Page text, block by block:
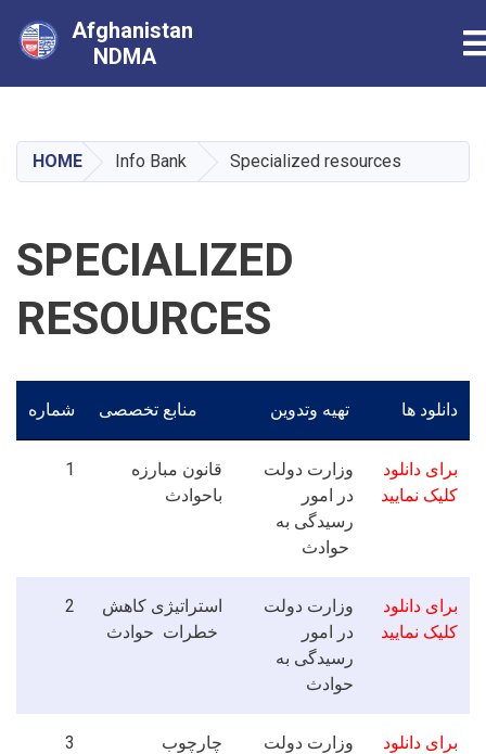
main
content
Afghanistan
NDMA
HOME Info Bank Specialized resources
SPECIALIZED
RESOURCES
شماره منابع تخصصی دانلود ها
1
قانون مبارزه
باحوادث
وزارت دولت
در امور
رسیدگی به
برای دانلود
کلیک نمایید
2
استراتیژی کاهش
وزارت دولت
در امور
رسیدگی به
حوادث
برای دانلود
کلیک نمایید
3
وزارت دولت
برای دانلود